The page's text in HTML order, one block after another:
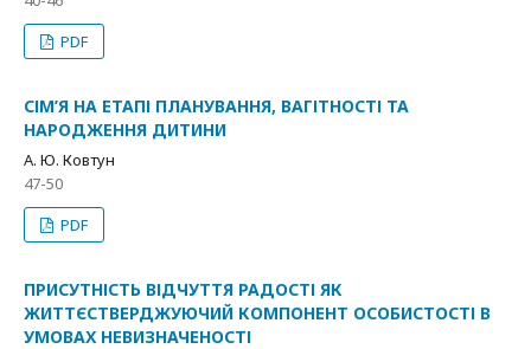
PDF
СІМ’Я НА ЕТАПІ ПЛАНУВАННЯ, ВАГІТНОСТІ ТА
НАРОДЖЕННЯ ДИТИНИ
А. Ю. Ковтун
47-50
PDF
ПРИСУТНІСТЬ ВІДЧУТТЯ РАДОСТІ ЯК
ЖИТТЄСТВЕРДЖУЮЧИЙ КОМПОНЕНТ ОСОБИСТОСТІ В
УМОВАХ НЕВИЗНАЧЕНОСТІ